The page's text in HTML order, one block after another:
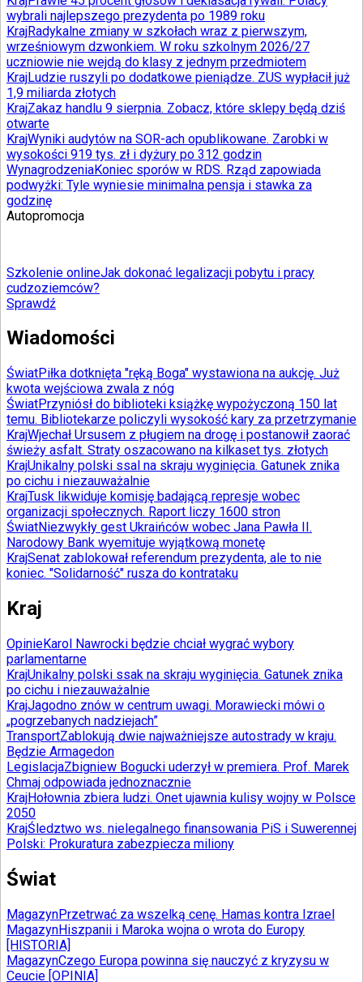
wybrali najlepszego prezydenta po 1989 roku
KrajRadykalne zmiany w szkołach wraz z pierwszym,
wrześniowym dzwonkiem. W roku szkolnym 2026/27
uczniowie nie wejdą do klasy z jednym przedmiotem
KrajLudzie ruszyli po dodatkowe pieniądze. ZUS wypłacił już
1,9 miliarda złotych
KrajZakaz handlu 9 sierpnia. Zobacz, które sklepy będą dziś
otwarte
KrajWyniki audytów na SOR-ach opublikowane. Zarobki w
wysokości 919 tys. zł i dyżury po 312 godzin
WynagrodzeniaKoniec sporów w RDS. Rząd zapowiada
podwyżki: Tyle wyniesie minimalna pensja i stawka za
godzinę
Autopromocja
Szkolenie onlineJak dokonać legalizacji pobytu i pracy
cudzoziemców?
Sprawdź
Wiadomości
ŚwiatPiłka dotknięta "ręką Boga" wystawiona na aukcję. Już
kwota wejściowa zwala z nóg
ŚwiatPrzyniósł do biblioteki książkę wypożyczoną 150 lat
temu. Bibliotekarze policzyli wysokość kary za przetrzymanie
KrajWjechał Ursusem z pługiem na drogę i postanowił zaorać
świeży asfalt. Straty oszacowano na kilkaset tys. złotych
KrajUnikalny polski ssal na skraju wyginięcia. Gatunek znika
po cichu i niezauważalnie
KrajTusk likwiduje komisję badającą represje wobec
organizacji społecznych. Raport liczy 1600 stron
ŚwiatNiezwykły gest Ukraińców wobec Jana Pawła II.
Narodowy Bank wyemituje wyjątkową monetę
KrajSenat zablokował referendum prezydenta, ale to nie
koniec. "Solidarność" rusza do kontrataku
Kraj
OpinieKarol Nawrocki będzie chciał wygrać wybory
parlamentarne
KrajUnikalny polski ssak na skraju wyginięcia. Gatunek znika
po cichu i niezauważalnie
KrajJagodno znów w centrum uwagi. Morawiecki mówi o
„pogrzebanych nadziejach”
TransportZablokują dwie najważniejsze autostrady w kraju.
Będzie Armagedon
LegislacjaZbigniew Bogucki uderzył w premiera. Prof. Marek
Chmaj odpowiada jednoznacznie
KrajHołownia zbiera ludzi. Onet ujawnia kulisy wojny w Polsce
2050
KrajŚledztwo ws. nielegalnego finansowania PiS i Suwerennej
Polski: Prokuratura zabezpiecza miliony
Świat
MagazynPrzetrwać za wszelką cenę. Hamas kontra Izrael
MagazynHiszpanii i Maroka wojna o wrota do Europy
[HISTORIA]
MagazynCzego Europa powinna się nauczyć z kryzysu w
Ceucie [OPINIA]